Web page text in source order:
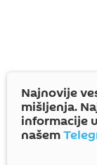
Najnovije
mišljenja.
informacije
našem